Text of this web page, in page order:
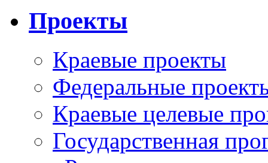
Проекты
Краевые проекты
Федеральные
Краевые целевые
Государственная